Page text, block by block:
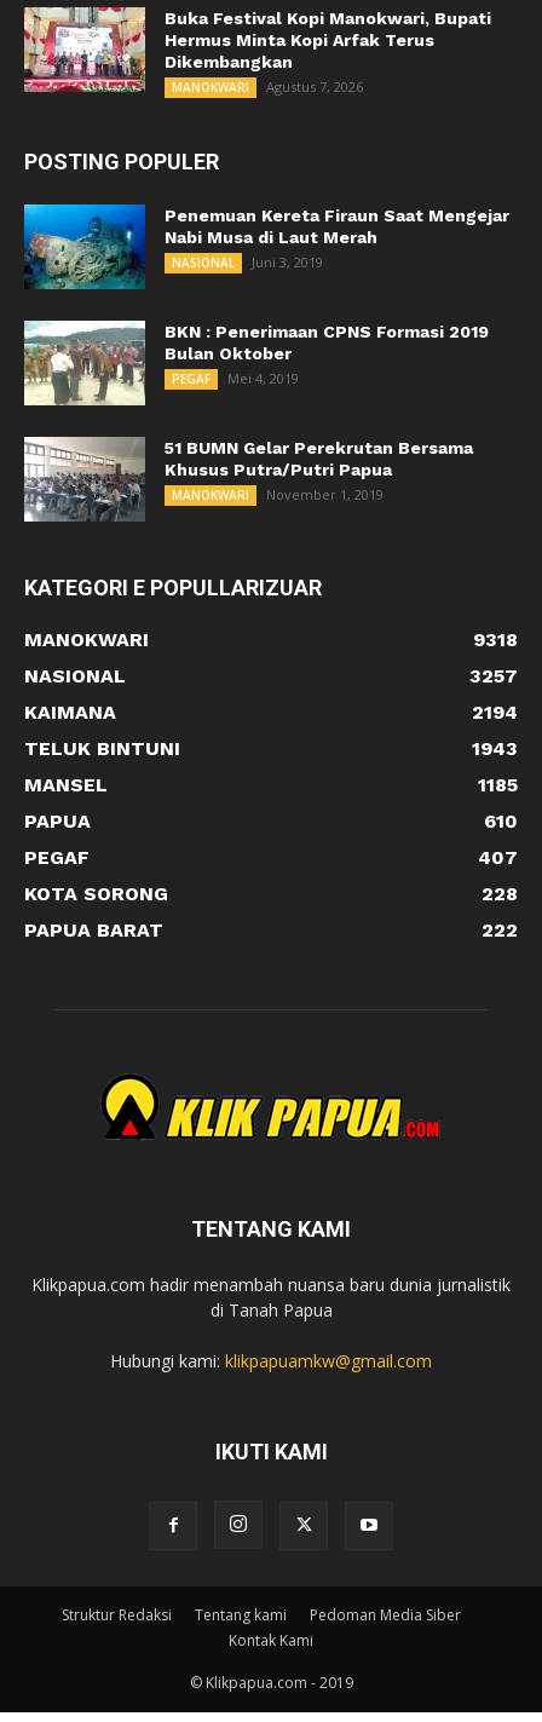
Buka Festival Kopi Manokwari, Bupati
Hermus Minta Kopi Arfak Terus
Dikembangkan
MANOKWARI Agustus 7, 2026
POSTING POPULER
Penemuan Kereta Firaun Saat Mengejar
Nabi Musa di Laut Merah
NASIONAL Juni 3, 2019
BKN : Penerimaan CPNS Formasi 2019
Bulan Oktober
PEGAF Mei 4, 2019
51 BUMN Gelar Perekrutan Bersama
Khusus Putra/Putri Papua
MANOKWARI November 1, 2019
KATEGORI E POPULLARIZUAR
MANOKWARI
9318
NASIONAL
3257
KAIMANA
2194
TELUK BINTUNI
1943
MANSEL
1185
PAPUA
610
PEGAF
407
KOTA SORONG
228
PAPUA BARAT
222
TENTANG KAMI
Klikpapua.com hadir menambah nuansa baru dunia jurnalistik
di Tanah Papua
Hubungi kami: klikpapuamkw@gmail.com
IKUTI KAMI
Struktur Redaksi Tentang kami
Pedoman Media Siber
Kontak Kami
© Klikpapua.com - 2019